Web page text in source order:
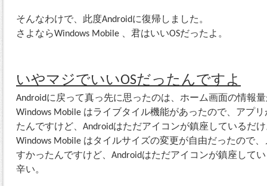
そんなわけで、此度Androidに復帰しました。
さよならWindows Mobile 、君はいいOSだったよ。
いやマジでいいOSだったんですよ
Androidに戻って真っ先に思ったのは、ホーム画面の情報
Windows Mobile はライブタイル機能があったので、アプ
たんですけど、Androidはただアイコンが鎮座しているだ
Windows Mobile はタイルサイズの変更が自由だったので
すかったんですけど、Androidはただアイコンが鎮座して
辛い。